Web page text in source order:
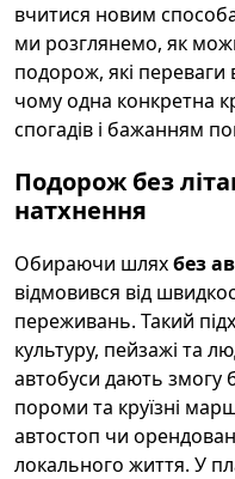
вчитися новим
ми розглянемо, як
подорож, які переваги
чому одна конкретна
спогадів і бажанням
Подорож без
натхнення
Обираючи шляхбез
відмовився від
переживань. Такий
культуру, пейзажі та
автобуси дають змогу
пороми та круїзні
автостоп чи
локального життя. У